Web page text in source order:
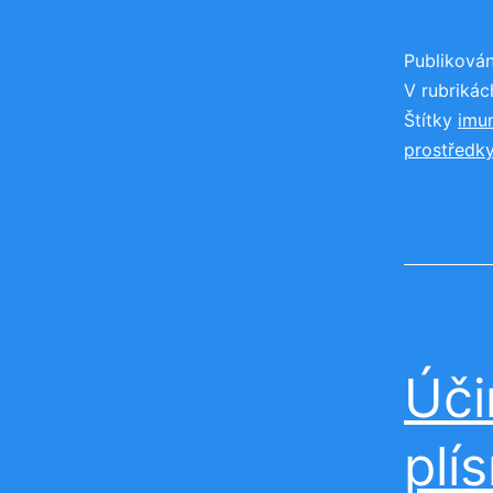
V
Štítky
prostředky